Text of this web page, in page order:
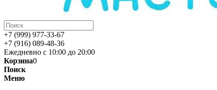
+7 (999) 977-33-67
+7 (916) 089-48-36
Ежедневно с 10:00 до 20:00
Корзина0
Поиск
Меню